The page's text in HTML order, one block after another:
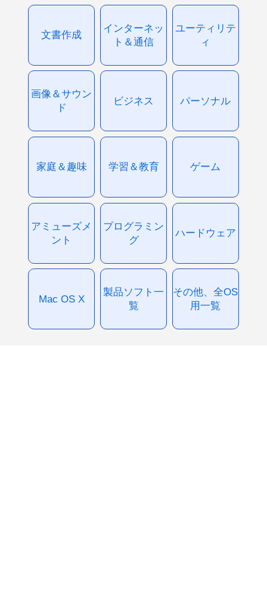
文書作成
インターネッ
ト＆通信
ユーティリテ
ィ
画像＆サウン
ド
ビジネス パーソナル
家庭＆趣味 学習＆教育 ゲーム
アミューズメ
ント
プログラミン
グ
ハードウェア
Mac OS X
製品ソフト一
覧
その他、全OS
用一覧